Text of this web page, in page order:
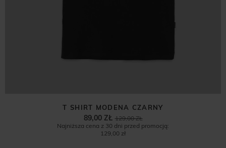
T SHIRT MODENA CZARNY
129,00 ZŁ
89,00 ZŁ
Najniższa cena z 30 dni przed promocją:
129,00 zł